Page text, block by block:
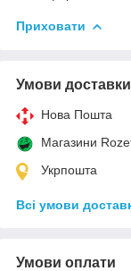
Приховати
Умови доставки
Нова Пошта
Магазини
Укрпошта
Всі умови
Умови оплати